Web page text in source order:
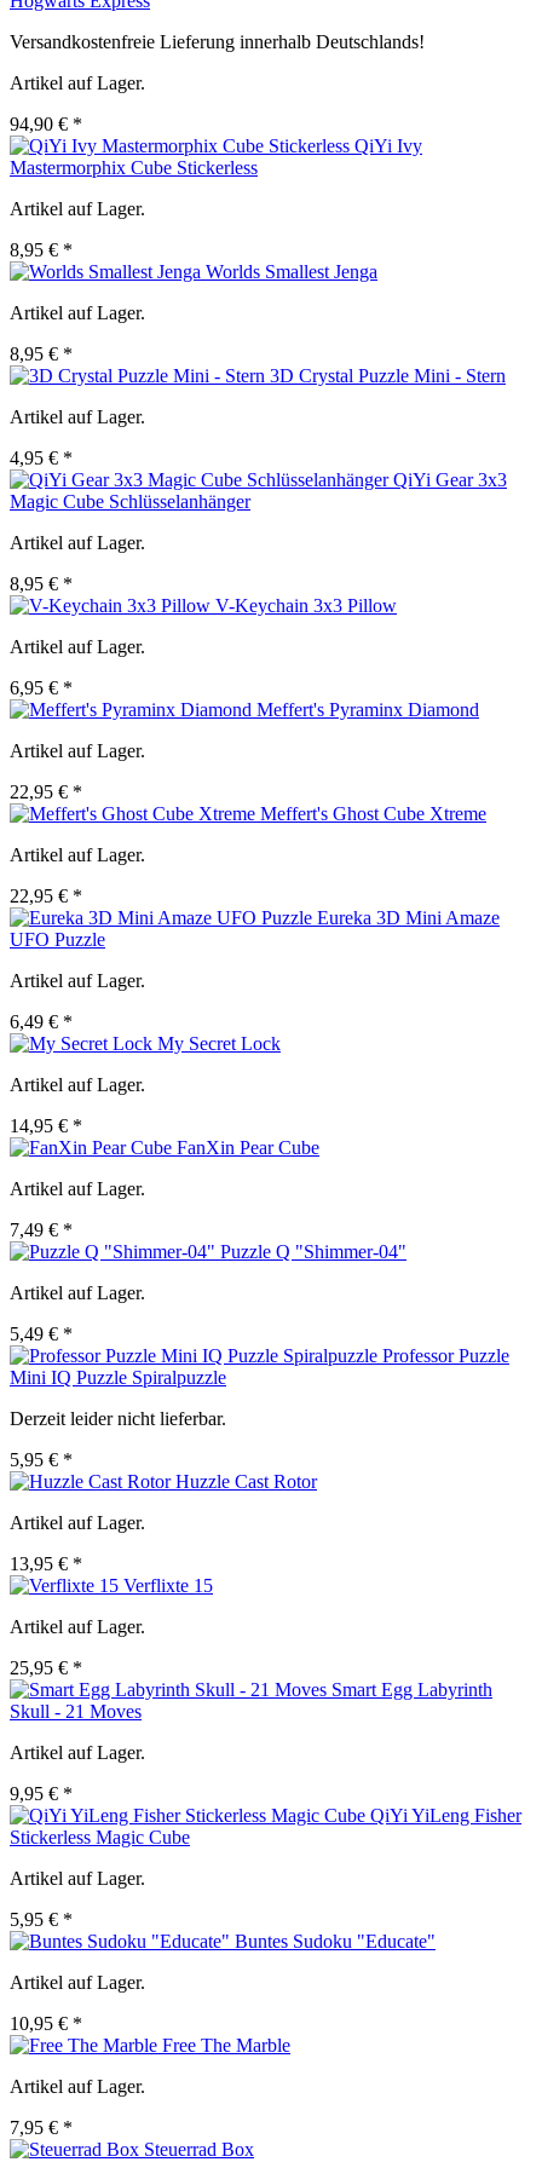
Versandkostenfreie Lieferung innerhalb Deutschlands!
Artikel auf Lager.
94,90 € *
QiYi Ivy
Mastermorphix Cube Stickerless
Artikel auf Lager.
8,95 € *
Worlds Smallest Jenga
Artikel auf Lager.
8,95 € *
3D Crystal Puzzle Mini - Stern
Artikel auf Lager.
4,95 € *
QiYi Gear 3x3
Magic Cube Schlüsselanhänger
Artikel auf Lager.
8,95 € *
V-Keychain 3x3 Pillow
Artikel auf Lager.
6,95 € *
Meffert's Pyraminx Diamond
Artikel auf Lager.
22,95 € *
Meffert's Ghost Cube Xtreme
Artikel auf Lager.
22,95 € *
Eureka 3D Mini Amaze
UFO Puzzle
Artikel auf Lager.
6,49 € *
My Secret Lock
Artikel auf Lager.
14,95 € *
FanXin Pear Cube
Artikel auf Lager.
7,49 € *
Puzzle Q "Shimmer-04"
Artikel auf Lager.
5,49 € *
Professor Puzzle
Mini IQ Puzzle Spiralpuzzle
Derzeit leider nicht lieferbar.
5,95 € *
Huzzle Cast Rotor
Artikel auf Lager.
13,95 € *
Verflixte 15
Artikel auf Lager.
25,95 € *
Smart Egg Labyrinth
Skull - 21 Moves
Artikel auf Lager.
9,95 € *
QiYi YiLeng Fisher
Stickerless Magic Cube
Artikel auf Lager.
5,95 € *
Buntes Sudoku "Educate"
Artikel auf Lager.
10,95 € *
Free The Marble
Artikel auf Lager.
7,95 € *
Steuerrad Box